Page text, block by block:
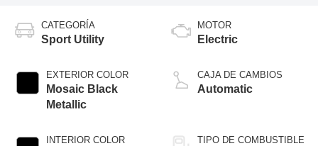
CATEGORÍA
Sport Utility
EXTERIOR COLOR
Mosaic Black
Metallic
INTERIOR COLOR
MOTOR
Electric
CAJA DE CAMBIOS
Automatic
TIPO DE COMBUSTIBLE